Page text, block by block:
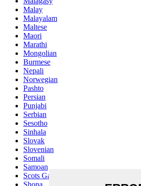
Malay
Malayalam
Maltese
Maori
Marathi
Mongolian
Burmese
Nepali
Norwegian
Pashto
Persian
Punjabi
Serbian
Sesotho
Sinhala
Slovak
Slovenian
Somali
Samoan
Scots Gaelic